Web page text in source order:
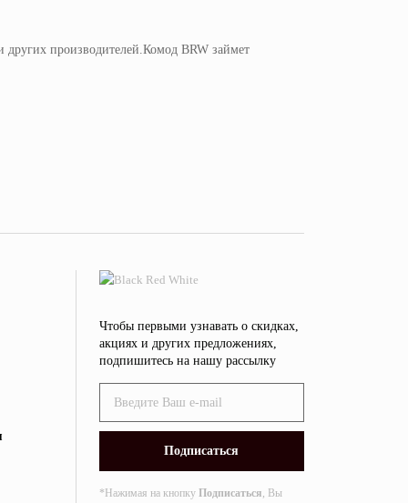
других производителей.Комод BRW займет
Чтобы первыми узнавать о скидках,
акциях и других предложениях,
подпишитесь на нашу рассылку
*Нажимая на кнопку Подписаться, Вы